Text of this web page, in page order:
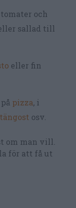
och
sallad till
eller fin
pizza, i
osv.
om man vill.
för att få ut